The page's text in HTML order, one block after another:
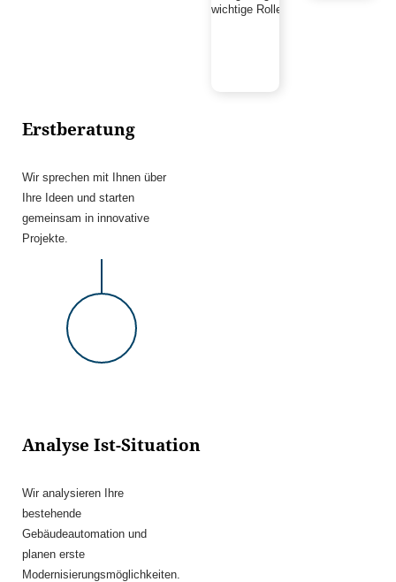
wichtige Rolle spielen
Erstberatung
Wir sprechen mit Ihnen über
Ihre Ideen und starten
gemeinsam in innovative
Projekte.
Analyse Ist-Situation
Wir analysieren Ihre
bestehende
Gebäudeautomation und
planen erste
Modernisierungsmöglichkeiten.